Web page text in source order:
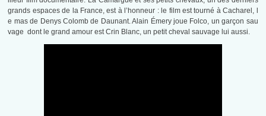
grands espaces de la France, est à l’honneur : le film est tourné à Cacharel, l
e mas de Denys Colomb de Daunant. Alain Émery joue Folco, un garçon sau
vage dont le grand amour est Crin Blanc, un petit cheval sauvage lui aussi.